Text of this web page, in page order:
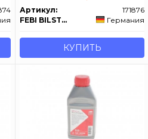
Артикул:
171876
FEBI BILSTEIN
Германия
КУПИТЬ